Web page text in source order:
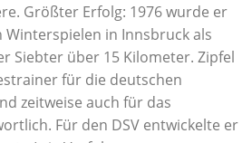
Größter Erfolg: 1976 wurde er
Winterspielen in Innsbruck als
Siebter über 15 Kilometer. Zipfel
für die deutschen
zeitweise auch für das
Für den DSV entwickelte er